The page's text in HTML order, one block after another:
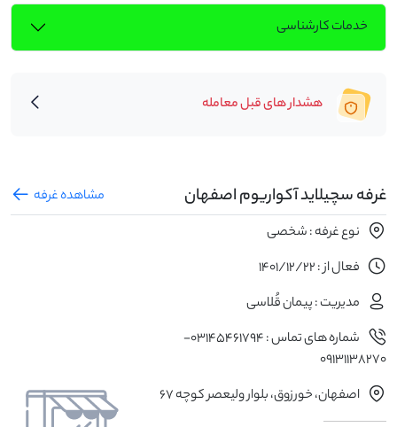
خدمات کارشناسی
هشدار های قبل معامله
غرفه سچیلاید آکواریوم اصفهان
مشاهده غرفه
نوع غرفه : شخصی
فعال از : 1401/12/22
مدیریت : پیمان قُلاسی
شماره های تماس : 03145461794-
09131138270
اصفهان، خورزوق، بلوار ولیعصر کوچه 67